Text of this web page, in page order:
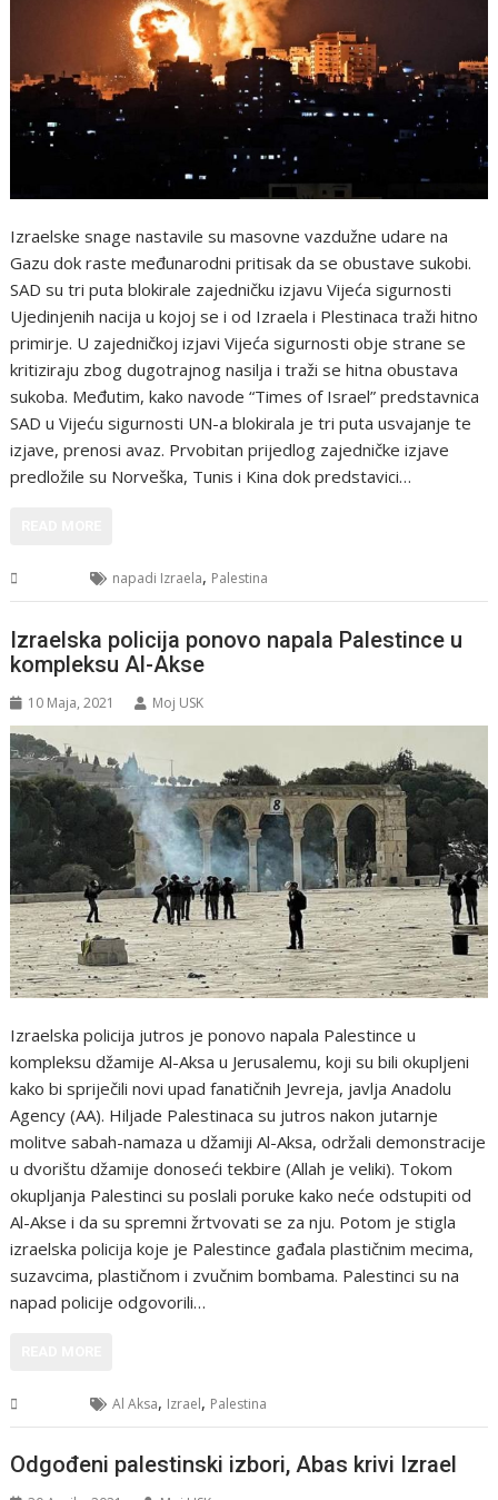
Izraelske snage nastavile su masovne vazdužne udare na
Gazu dok raste međunarodni pritisak da se obustave sukobi.
SAD su tri puta blokirale zajedničku izjavu Vijeća sigurnosti
Ujedinjenih nacija u kojoj se i od Izraela i Plestinaca traži hitno
primirje. U zajedničkoj izjavi Vijeća sigurnosti obje strane se
kritiziraju zbog dugotrajnog nasilja i traži se hitna obustava
sukoba. Međutim, kako navode “Times of Israel” predstavnica
SAD u Vijeću sigurnosti UN-a blokirala je tri puta usvajanje te
izjave, prenosi avaz. Prvobitan prijedlog zajedničke izjave
predložile su Norveška, Tunis i Kina dok predstavici…
napadi Izraela, Palestina
Izraelska policija ponovo napala Palestince u
kompleksu Al-Akse
10 Maja, 2021 Moj USK
Izraelska policija jutros je ponovo napala Palestince u
kompleksu džamije Al-Aksa u Jerusalemu, koji su bili okupljeni
kako bi spriječili novi upad fanatičnih Jevreja, javlja Anadolu
Agency (AA). Hiljade Palestinaca su jutros nakon jutarnje
molitve sabah-namaza u džamiji Al-Aksa, održali demonstracije
u dvorištu džamije donoseći tekbire (Allah je veliki). Tokom
okupljanja Palestinci su poslali poruke kako neće odstupiti od
Al-Akse i da su spremni žrtvovati se za nju. Potom je stigla
izraelska policija koje je Palestince gađala plastičnim mecima,
suzavcima, plastičnom i zvučnim bombama. Palestinci su na
napad policije odgovorili…
Al Aksa, Izrael, Palestina
Odgođeni palestinski izbori, Abas krivi Izrael